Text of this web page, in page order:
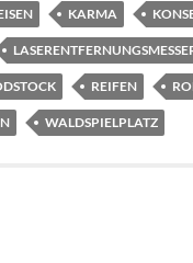
KARMA
REIFEN
WALDSPIELPLATZ